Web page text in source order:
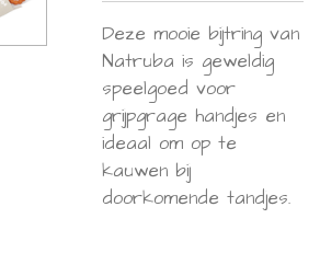
Deze mooie bijtring van
Natruba is geweldig
speelgoed voor
grijpgrage handjes en
ideaal om op te
kauwen bij
doorkomende tandjes.